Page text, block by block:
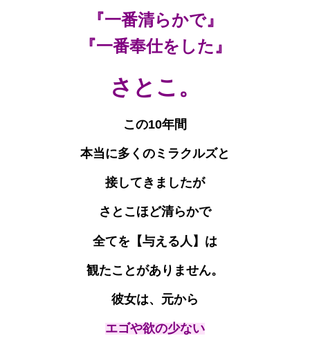
『一番清らかで』
『一番奉仕をした』
さとこ。
この10年間
本当に多くのミラクルズと
接してきましたが
さとこほど清らかで
全てを【与える人】は
観たことがありません。
彼女は、元から
エゴや欲の少ない